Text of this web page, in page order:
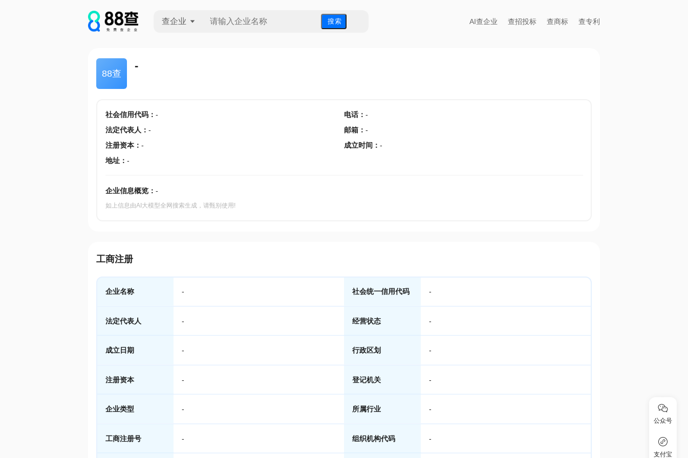
查企业 搜 索 AI查企业 查招投标 查商标 查专利
88查
-
社会信用代码： - 电话： -
法定代表人 ： - 邮箱 ： -
注册资本： - 成立时间 ： -
地址： -
企业信息概览： -
如上信息由AI大模型全网搜索生成，请甄别使用!
工商注册
企业名称 - 社会统一信用代码 -
法定代表人 - 经营状态 -
成立日期 - 行政区划 -
注册资本 - 登记机关 -
企业类型 - 所属行业 -
工商注册号 - 组织机构代码 -
公众号
支付宝